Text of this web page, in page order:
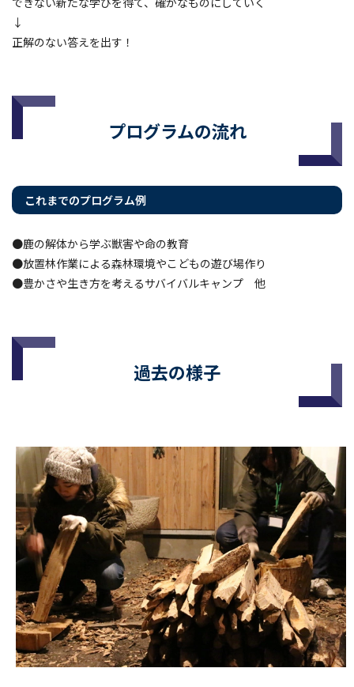
↓
正解のない答えを出す！
プログラムの流れ
これまでのプログラム例
●鹿の解体から学ぶ獣害や命の教育
●放置林作業による森林環境やこどもの遊び場作り
●豊かさや生き方を考えるサバイバルキャンプ 他
過去の様子